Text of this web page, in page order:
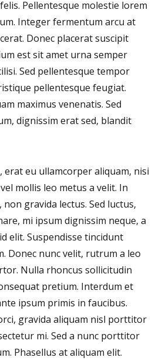
Pellentesque molestie lorem
Integer fermentum arcu at
Donec placerat suscipit
est sit amet urna semper
Sed pellentesque tempor
pellentesque feugiat.
maximus venenatis. Sed
dignissim erat sed, blandit
erat eu ullamcorper aliquam, nisi
mollis leo metus a velit. In
gravida lectus. Sed luctus,
mi ipsum dignissim neque, a
elit. Suspendisse tincidunt
Donec nunc velit, rutrum a leo
Nulla rhoncus sollicitudin
pretium. Interdum et
ipsum primis in faucibus.
gravida aliquam nisl porttitor
mi. Sed a nunc porttitor
Phasellus at aliquam elit.